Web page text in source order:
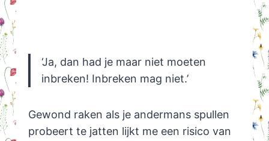
‘Ja, dan had je maar niet moeten
inbreken! Inbreken mag niet.’
Gewond raken als je andermans spullen
probeert te jatten lijkt me een risico van